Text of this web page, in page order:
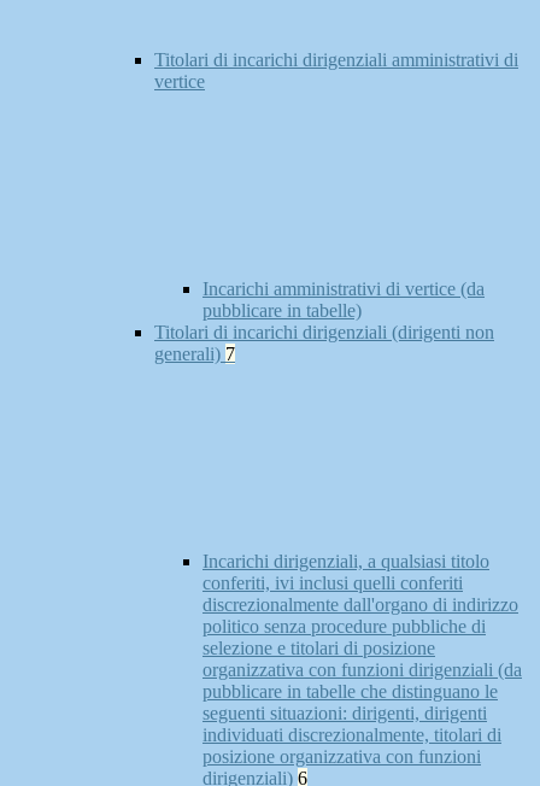
Titolari di incarichi dirigenziali amministrativi di
vertice
Incarichi amministrativi di vertice (da
pubblicare in tabelle)
Titolari di incarichi dirigenziali (dirigenti non
generali) 7
Incarichi dirigenziali, a qualsiasi titolo
conferiti, ivi inclusi quelli conferiti
discrezionalmente dall'organo di indirizzo
politico senza procedure pubbliche di
selezione e titolari di posizione
organizzativa con funzioni dirigenziali (da
pubblicare in tabelle che distinguano le
seguenti situazioni: dirigenti, dirigenti
individuati discrezionalmente, titolari di
posizione organizzativa con funzioni
dirigenziali) 6